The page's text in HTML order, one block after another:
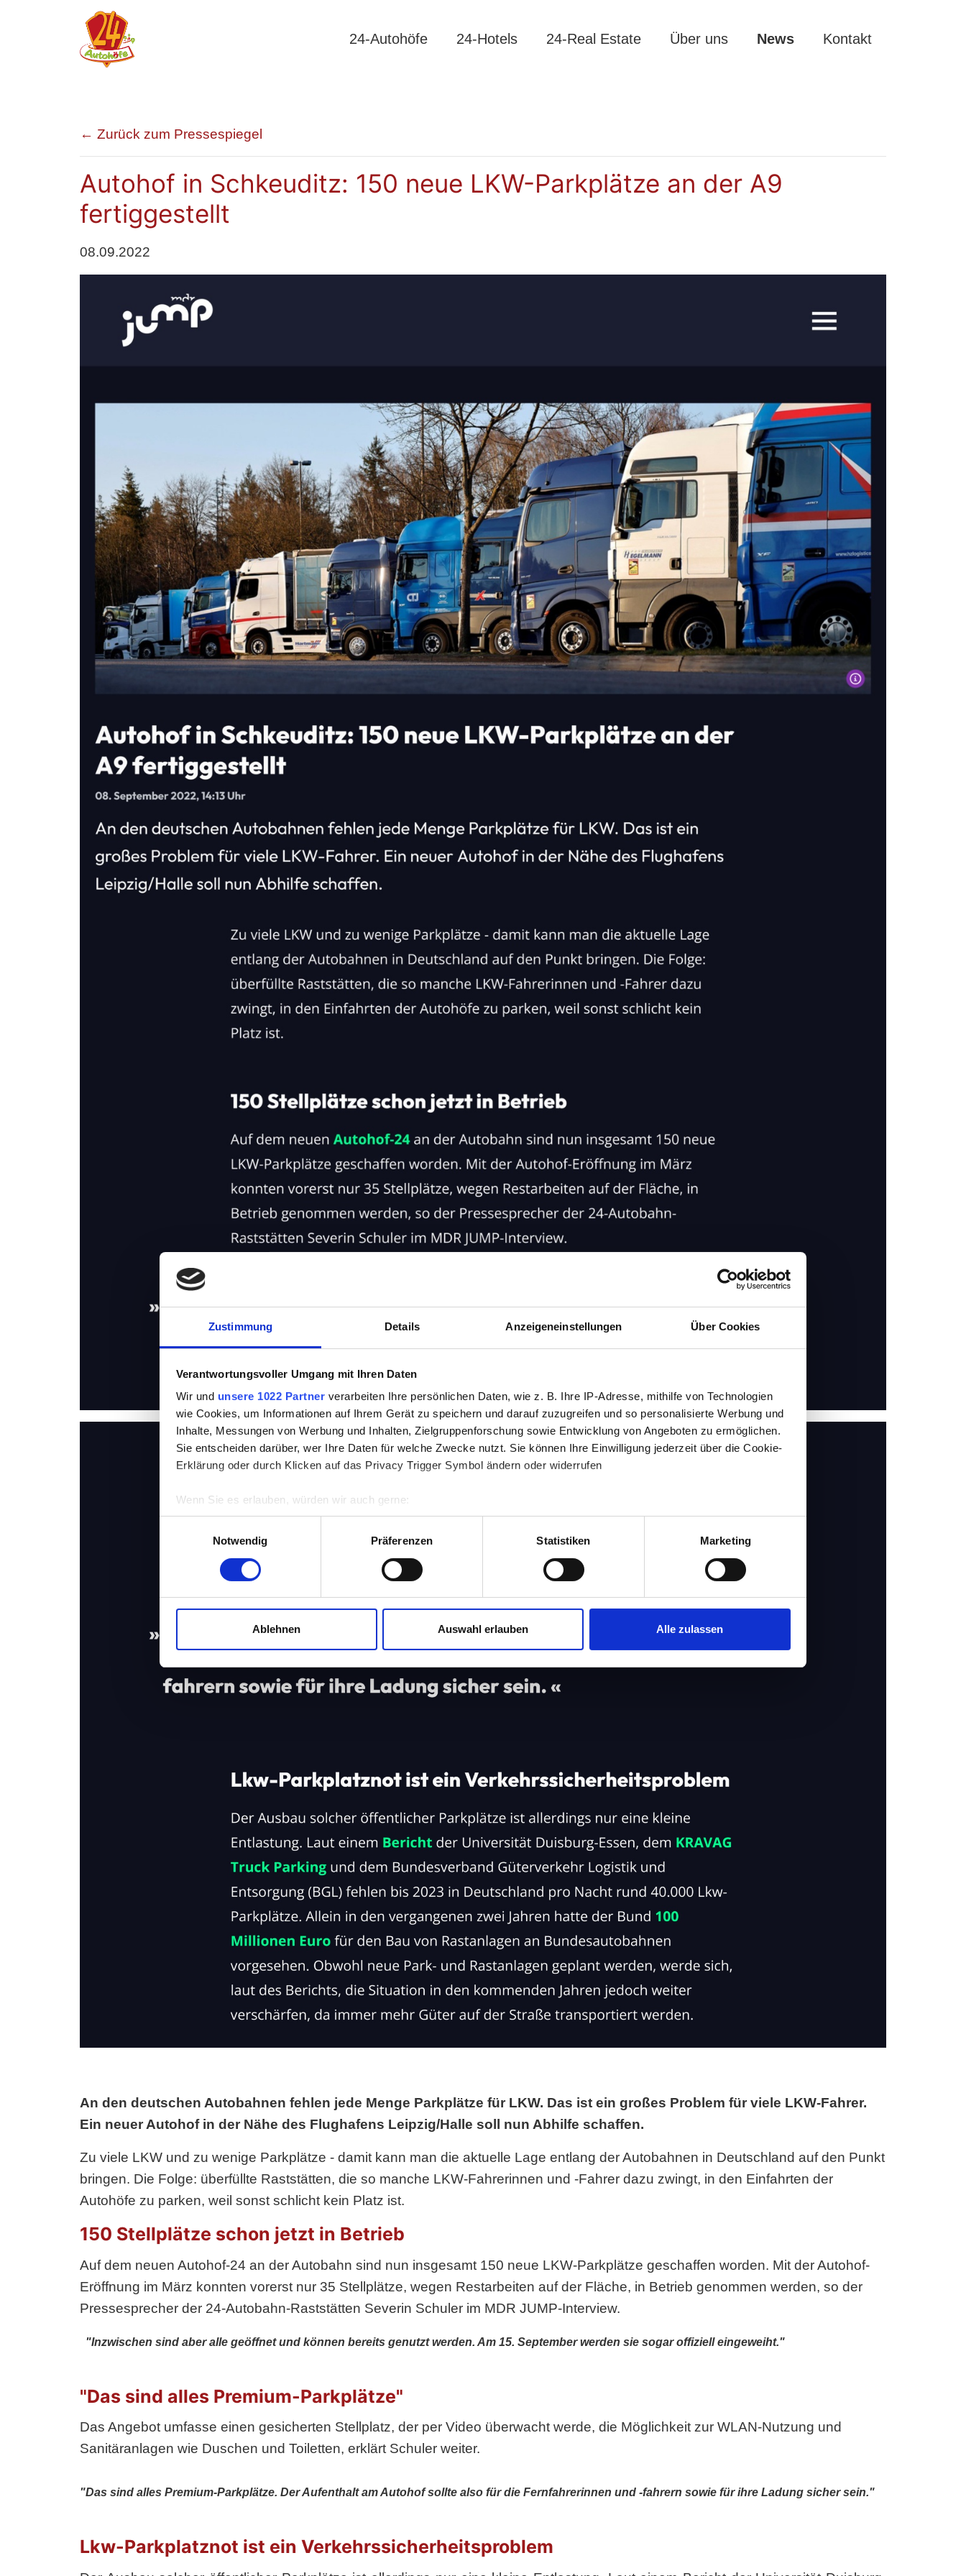
Zustimmung Details Anzeigeneinstellungen Über Cookies
Verantwortungsvoller Umgang mit Ihren Daten
Wir und unsere 1022 Partner verarbeiten Ihre persönlichen Daten, wie z. B. Ihre IP-Adresse, mithilfe von Technologien
wie Cookies, um Informationen auf Ihrem Gerät zu speichern und darauf zuzugreifen und so personalisierte Werbung und
Inhalte, Messungen von Werbung und Inhalten, Zielgruppenforschung sowie Entwicklung von Angeboten zu ermöglichen.
Sie entscheiden darüber, wer Ihre Daten für welche Zwecke nutzt. Sie können Ihre Einwilligung jederzeit über die Cookie-
Erklärung oder durch Klicken auf das Privacy Trigger Symbol ändern oder widerrufen
Wenn Sie es erlauben, würden wir auch gerne:
Informationen über Ihre geografische Lage erfassen, welche bis auf einige Meter genau sein können
Ihr Gerät durch aktives Scannen nach bestimmten Merkmalen (Fingerprinting) identifizieren
Erfahren Sie mehr darüber, wie Ihre persönlichen Daten verarbeitet werden, und legen Sie Ihre Präferenzen imAbschnitt
Einzelheitenfest.
Wir verwenden Cookies, um Inhalte und Anzeigen zu personalisieren, Funktionen für soziale Medien anbieten zu können
und die Zugriffe auf unsere Website zu analysieren. Außerdem geben wir Informationen zu Ihrer Verwendung unserer
der Dienste gesammelt haben.
Notwendig
Präferenzen Statistiken Marketing
Ablehnen Auswahl erlauben Alle zulassen
24-Autohöfe 24-Hotels 24-Real Estate Über uns News Kontakt
← Zurück zum Pressespiegel
Autohof in Schkeuditz: 150 neue LKW-Parkplätze an der A9
fertiggestellt
08.09.2022
An den deutschen Autobahnen fehlen jede Menge Parkplätze für LKW. Das ist ein großes Problem für viele LKW-Fahrer.
Ein neuer Autohof in der Nähe des Flughafens Leipzig/Halle soll nun Abhilfe schaffen.
Zu viele LKW und zu wenige Parkplätze - damit kann man die aktuelle Lage entlang der Autobahnen in Deutschland auf den Punkt
bringen. Die Folge: überfüllte Raststätten, die so manche LKW-Fahrerinnen und -Fahrer dazu zwingt, in den Einfahrten der
Autohöfe zu parken, weil sonst schlicht kein Platz ist.
150 Stellplätze schon jetzt in Betrieb
Auf dem neuen Autohof-24 an der Autobahn sind nun insgesamt 150 neue LKW-Parkplätze geschaffen worden. Mit der Autohof-
Eröffnung im März konnten vorerst nur 35 Stellplätze, wegen Restarbeiten auf der Fläche, in Betrieb genommen werden, so der
Pressesprecher der 24-Autobahn-Raststätten Severin Schuler im MDR JUMP-Interview.
"Inzwischen sind aber alle geöffnet und können bereits genutzt werden. Am 15. September werden sie sogar offiziell eingeweiht."
"Das sind alles Premium-Parkplätze"
Das Angebot umfasse einen gesicherten Stellplatz, der per Video überwacht werde, die Möglichkeit zur WLAN-Nutzung und
Sanitäranlagen wie Duschen und Toiletten, erklärt Schuler weiter.
"Das sind alles Premium-Parkplätze. Der Aufenthalt am Autohof sollte also für die Fernfahrerinnen und -fahrern sowie für ihre Ladung sicher sein."
Lkw-Parkplatznot ist ein Verkehrssicherheitsproblem